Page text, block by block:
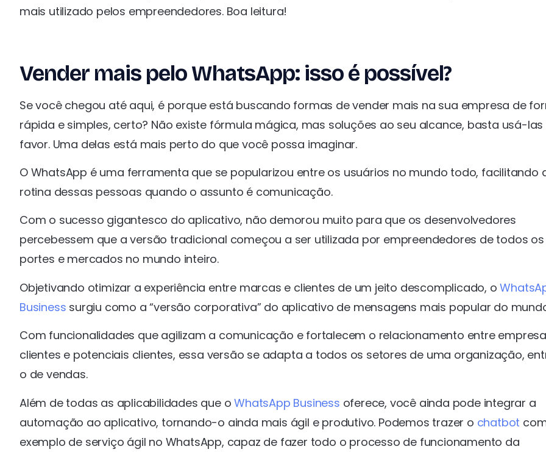
mais utilizado pelos empreendedores. Boa leitura!
Vender mais pelo WhatsApp: isso é possível?
Se você chegou até aqui, é porque está buscando formas de vender mais na sua empresa de
rápida e simples, certo? Não existe fórmula mágica, mas soluções ao seu alcance, basta usá-las
favor. Uma delas está mais perto do que você possa imaginar.
O WhatsApp é uma ferramenta que se popularizou entre os usuários no mundo todo, facilitando
rotina dessas pessoas quando o assunto é comunicação.
Com o sucesso gigantesco do aplicativo, não demorou muito para que os desenvolvedores
percebessem que a versão tradicional começou a ser utilizada por empreendedores de todos os
portes e mercados no mundo inteiro.
Objetivando otimizar a experiência entre marcas e clientes de um jeito descomplicado, o
Business surgiu como a “versão corporativa” do aplicativo de mensagens mais popular do
Com funcionalidades que agilizam a comunicação e fortalecem o relacionamento entre
clientes e potenciais clientes, essa versão se adapta a todos os setores de uma organização,
o de vendas.
Além de todas as aplicabilidades que oWhatsApp Business oferece, você ainda pode integrar a
automação ao aplicativo, tornando-o ainda mais ágil e produtivo. Podemos trazer o chatbot
exemplo de serviço ágil no WhatsApp, capaz de fazer todo o processo de funcionamento da